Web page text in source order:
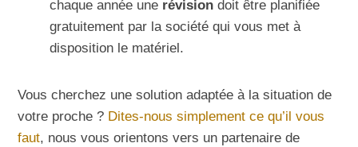
chaque année une révisiondoit être planifiée
gratuitement par la société qui vous met à
disposition le matériel.
Vous cherchez une solution adaptée à la situation de
votre proche ? Dites-nous simplement ce qu’il vous
faut, nous vous orientons vers un partenaire de